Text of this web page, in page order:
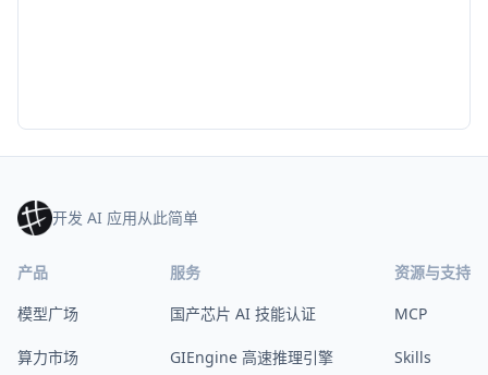
开发 AI 应用从此简单
产品
模型广场
算力市场
服务
国产芯片 AI 技能认证
GIEngine 高速推理引擎
资源与支持
MCP
Skills